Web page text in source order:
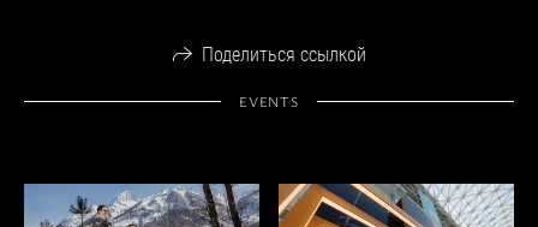
Поделиться ссылкой
EVENTS